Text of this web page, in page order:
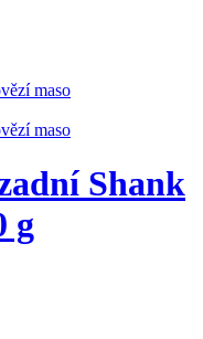
maso
maso
Shank
g